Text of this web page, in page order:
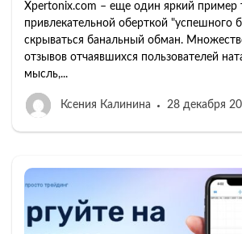
Xpertonix.com – еще один яркий пример
привлекательной оберткой "успешного
скрываться банальный обман.
отзывов отчаявшихся пользователей
мысль,...
Ксения Калинина 28 декабря